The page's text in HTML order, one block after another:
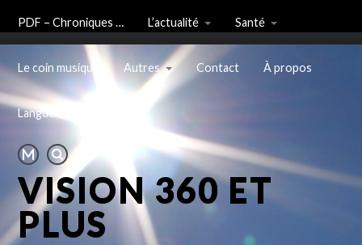
PDF – Chroniques … L’actualité Santé
Le coin musique Autres Contact À propos
Langue
VISION 360 ET
PLUS